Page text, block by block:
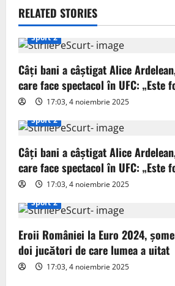
v
i
g
a
t
i
o
n
RELATED STORIES
Sport 2
Câți bani a câștigat Alice
care face spectacol în UFC: „Este
17:03, 4 noiembrie 2025
Sport 2
Câți bani a câștigat Alice
care face spectacol în UFC: „Este
17:03, 4 noiembrie 2025
Sport 2
Eroii României la Euro 2024,
doi jucători de care lumea a uitat
17:03, 4 noiembrie 2025